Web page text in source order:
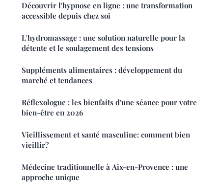
Découvrir l'hypnose en ligne : une transformation
accessible depuis chez soi
L'hydromassage : une solution naturelle pour la
détente et le soulagement des tensions
Suppléments alimentaires : développement du
marché et tendances
Réflexologue : les bienfaits d'une séance pour votre
bien-être en 2026
Vieillissement et santé masculine: comment bien
vieillir?
Médecine traditionnelle à Aix-en-Provence : une
approche unique